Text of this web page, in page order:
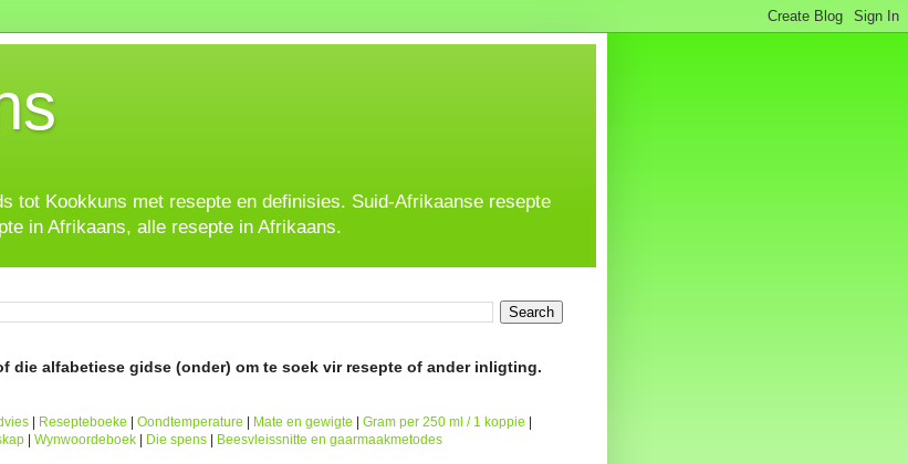
tot Kookkuns met resepte en definisies. Suid-Afrikaanse resepte
in Afrikaans, alle resepte in Afrikaans.
die alfabetiese gidse (onder) om te soek vir resepte of ander inligting.
Resepteboeke Oondtemperature Mate en gewigte Gram per 250 ml / 1 koppie
Wynwoordeboek Die spens Beesvleissnitte en gaarmaakmetodes